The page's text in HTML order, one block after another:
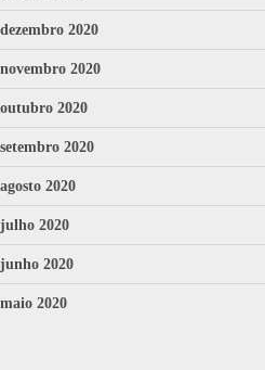
dezembro 2020
novembro 2020
outubro 2020
setembro 2020
agosto 2020
julho 2020
junho 2020
maio 2020